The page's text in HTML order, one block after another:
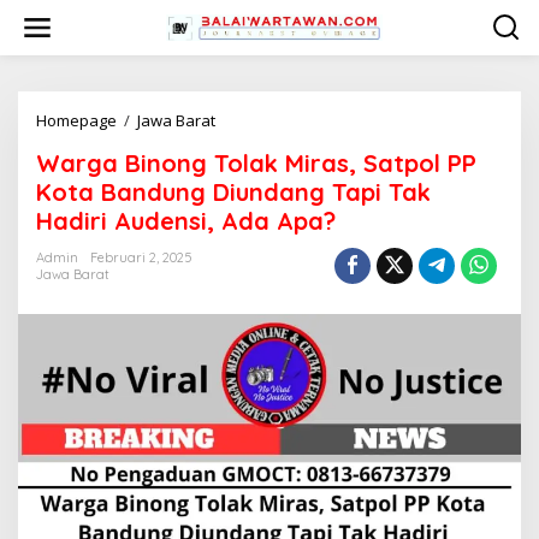
w
Homepage / Jawa Barat
r
g
a
B
n
T
o
a
M
i
r
a
Warga Binong Tolak Miras, Satpol PP
Kota Bandung Diundang Tapi Tak
Hadiri Audensi, Ada Apa?
Admin
Februari 2, 2025
Jawa Barat